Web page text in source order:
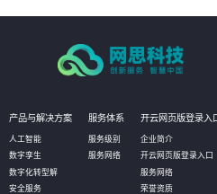
产品与解决方案
人工智能
数字孪生
数字化转型解
安全服务
服务体系
服务级别
服务网络
开云网页版登录入
企业简介
开云网页版登录入口
服务网络
荣誉资质